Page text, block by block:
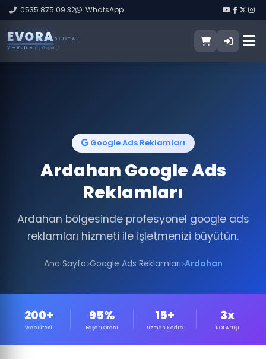
0535 875 09 32 WhatsApp
EVORA DIJITAL
V — Value (İş Değeri)
Google Ads Reklamları
Ardahan Google Ads
Reklamları
Ardahan bölgesinde profesyonel google ads
reklamları hizmeti ile işletmenizi büyütün.
Ana Sayfa Google Ads Reklamları Ardahan
200+
Web Sitesi
95%
Başarı Oranı
15+
Uzman Kadro
3x
ROI Artışı